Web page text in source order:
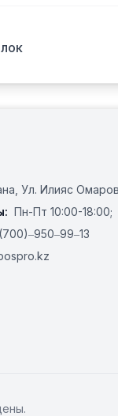
​Ул. Илияс
Пн-Пт 10:00-18:00;